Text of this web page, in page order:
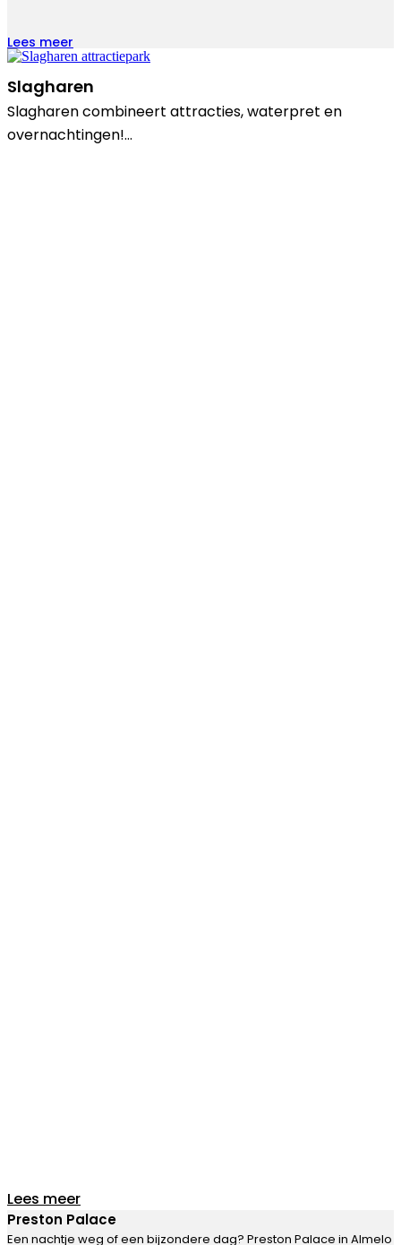
Lees meer
Slagharen
Slagharen combineert attracties, waterpret en
overnachtingen!…
Lees meer
Preston Palace
Een nachtje weg of een bijzondere dag? Preston Palace in Almelo